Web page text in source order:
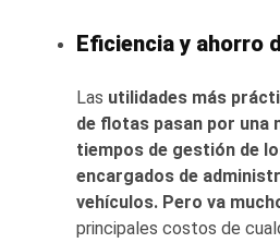
Eficiencia y ahorro
Las utilidades más
de flotas pasan por una
tiempos de gestión de
encargados de
vehículos. Pero va
principales costos de